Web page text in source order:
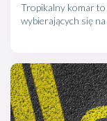
Tropikalny komar
wybierających się
tropikalny przenosi